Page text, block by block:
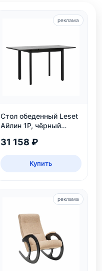
Стол обеденный Leset
Айлин 1Р, чёрный
31 158 ₽
Купить
реклама
реклама